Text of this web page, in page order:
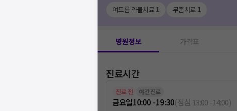
여드름 약물치료 1 무좀치료 1
병원정보 가격표
진료시간
진료 전 야간진료
금요일10:00 - 19:30(점심 13:00-14:00)